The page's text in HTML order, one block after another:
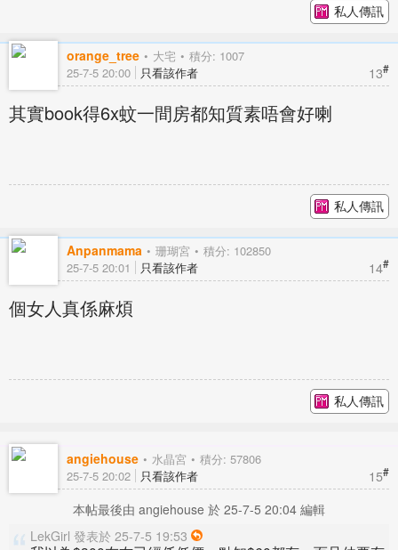
私人傳訊
orange_tree 大宅 積分: 1007
13#
25-7-5 20:00 只看該作者
其實book得6x蚊一間房都知質素唔會好喇
私人傳訊
Anpanmama 珊瑚宮 積分: 102850
14#
25-7-5 20:01 只看該作者
個女人真係麻煩
私人傳訊
angiehouse 水晶宮 積分: 57806
15#
25-7-5 20:02 只看該作者
本帖最後由 angiehouse 於 25-7-5 20:04 編輯
LekGirl 發表於 25-7-5 19:53